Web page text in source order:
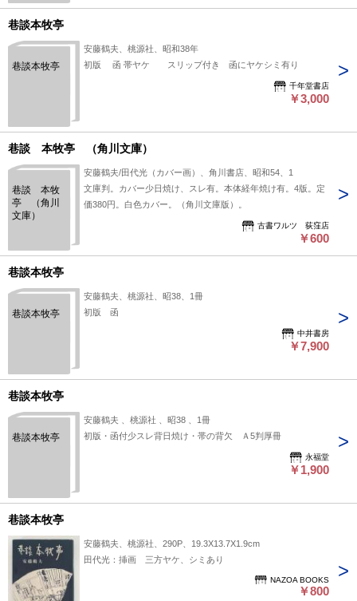
少シミ有
外函日焼
参考にして下さい。状態表記の無いものは特に問題なく良好と
お考え下さい。:
巷談本牧亭
巷談本牧亭
安藤鶴夫、桃源社、昭和38年
初版 函 帯ヤケ スリップ付き 函にヤケシミ有り
千年堂書店
￥3,000
巷談 本牧亭 （角川文庫）
巷談 本牧
亭 （角川
文庫）
安藤鶴夫/田代光（カバー画）、角川書店、昭和54、1
文庫判。カバー少日焼け、スレ有。本体経年焼け有。4版。定
価380円。白色カバー。（角川文庫版）。
古書ワルツ 荻窪店
￥600
巷談本牧亭
巷談本牧亭
安藤鶴夫、桃源社、昭38、1冊
初版 函
中井書房
￥7,900
巷談本牧亭
巷談本牧亭
安藤鶴夫 、桃源社 、昭38 、1冊
初版・函付少スレ背日焼け・帯の背欠 Ａ5判厚冊
永福堂
￥1,900
巷談本牧亭
安藤鶴夫、桃源社、290P、19.3X13.7X1.9cm
田代光：挿画 三方ヤケ、シミあり
NAZOA BOOKS
￥800